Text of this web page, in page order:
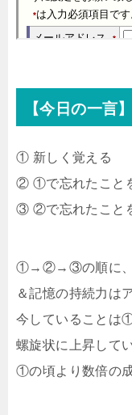
【今日の一言】
① 新しく覚える
② ①で忘れたこと
③ ②で忘れたこと
①→②→③の順に、
＆記憶の持続力は
今していることは
螺旋状に上昇してい
①の頃より数倍の